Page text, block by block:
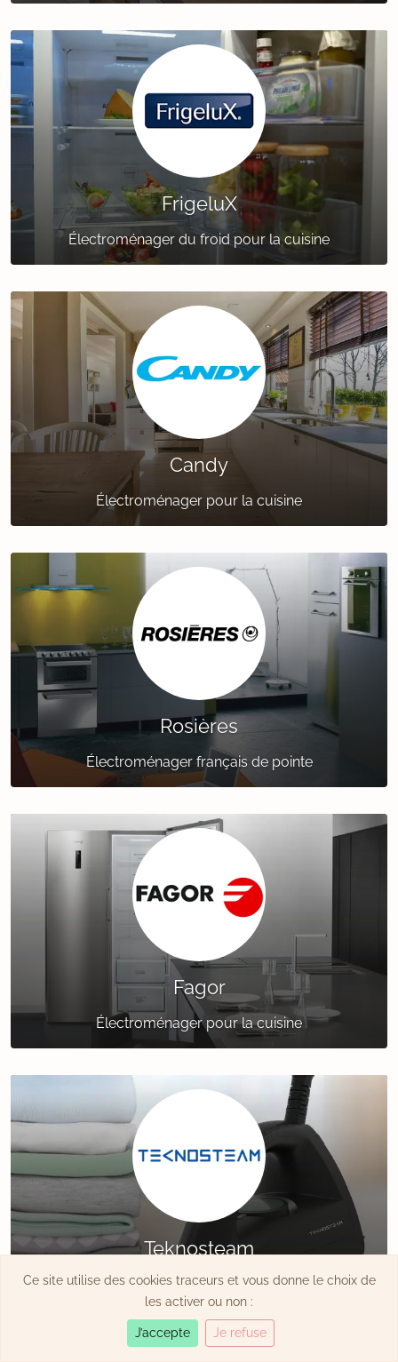
FrigeluX
Électroménager du froid pour la cuisine
Candy
Électroménager pour la cuisine
Rosières
Électroménager français de pointe
Fagor
Électroménager pour la cuisine
Teknosteam
Solutions de repassage vapeur
Ce site utilise des cookies traceurs et vous donne le choix de
les activer ou non :
J’accepte Je refuse